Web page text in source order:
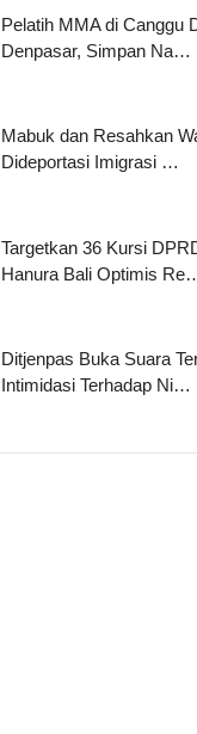
Pelatih MMA di Canggu
Denpasar, Simpan Na…
Mabuk dan Resahkan
Dideportasi Imigrasi …
Targetkan 36 Kursi
Hanura Bali Optimis
Ditjenpas Buka Suara
Intimidasi Terhadap Ni…